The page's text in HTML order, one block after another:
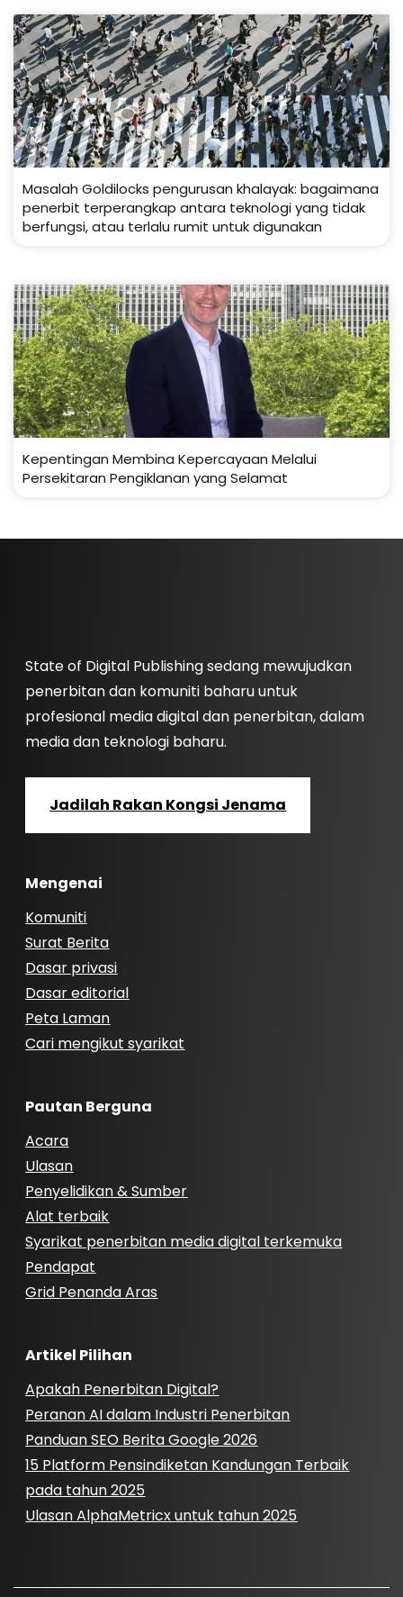
Masalah Goldilocks pengurusan khalayak: bagaimana
penerbit terperangkap antara teknologi yang tidak
berfungsi, atau terlalu rumit untuk digunakan
Kepentingan Membina Kepercayaan Melalui
Persekitaran Pengiklanan yang Selamat
State of Digital Publishing sedang mewujudkan
penerbitan dan komuniti baharu untuk
profesional media digital dan penerbitan, dalam
media dan teknologi baharu.
Jadilah Rakan Kongsi Jenama
Mengenai
Komuniti
Surat Berita
Dasar privasi
Dasar editorial
Peta Laman
Cari mengikut syarikat
Pautan Berguna
Acara
Ulasan
Penyelidikan & Sumber
Alat terbaik
Syarikat penerbitan media digital terkemuka
Pendapat
Grid Penanda Aras
Artikel Pilihan
Apakah Penerbitan Digital?
Peranan AI dalam Industri Penerbitan
Panduan SEO Berita Google 2026
15 Platform Pensindiketan Kandungan Terbaik
pada tahun 2025
Ulasan AlphaMetricx untuk tahun 2025